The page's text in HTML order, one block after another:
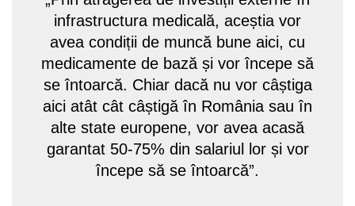
infrastructura medicală, aceștia vor
avea condiții de muncă bune aici, cu
medicamente de bază și vor începe să
se întoarcă. Chiar dacă nu vor câștiga
aici atât cât câștigă în România sau în
alte state europene, vor avea acasă
garantat 50-75% din salariul lor și vor
începe să se întoarcă”.